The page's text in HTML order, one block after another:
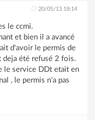
20/05/13 18:14
le ccmi.
et bien il a avancé
d'avoir le permis de
deja été refusé 2 fois.
le service DDt etait en
, le permis n'a pas